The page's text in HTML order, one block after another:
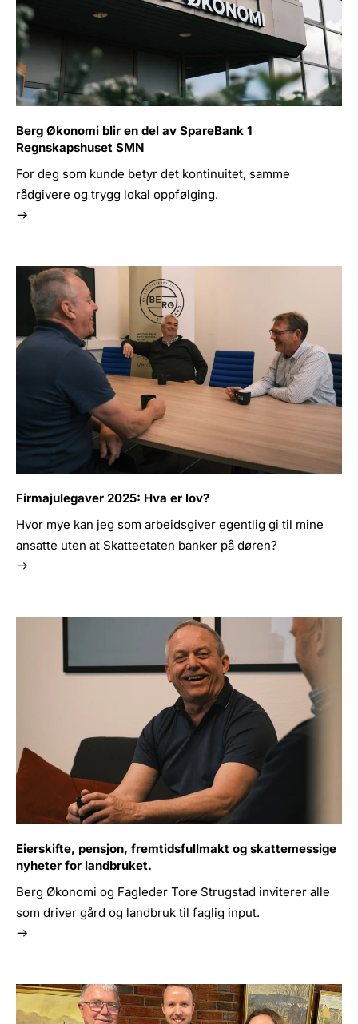
Berg Økonomi blir en del av SpareBank 1
Regnskapshuset SMN
For deg som kunde betyr det kontinuitet, samme
rådgivere og trygg lokal oppfølging.
Firmajulegaver 2025: Hva er lov?
Hvor mye kan jeg som arbeidsgiver egentlig gi til mine
ansatte uten at Skatteetaten banker på døren?
Eierskifte, pensjon, fremtidsfullmakt og skattemessige
nyheter for landbruket.
Berg Økonomi og Fagleder Tore Strugstad inviterer alle
som driver gård og landbruk til faglig input.